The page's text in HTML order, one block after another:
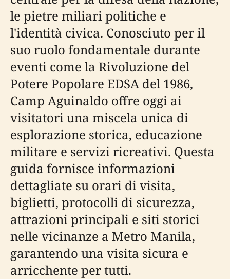
le pietre miliari politiche e
l'identità civica. Conosciuto per il
suo ruolo fondamentale durante
eventi come la Rivoluzione del
Potere Popolare EDSA del 1986,
Camp Aguinaldo offre oggi ai
visitatori una miscela unica di
esplorazione storica, educazione
militare e servizi ricreativi. Questa
guida fornisce informazioni
dettagliate su orari di visita,
biglietti, protocolli di sicurezza,
attrazioni principali e siti storici
nelle vicinanze a Metro Manila,
garantendo una visita sicura e
arricchente per tutti.